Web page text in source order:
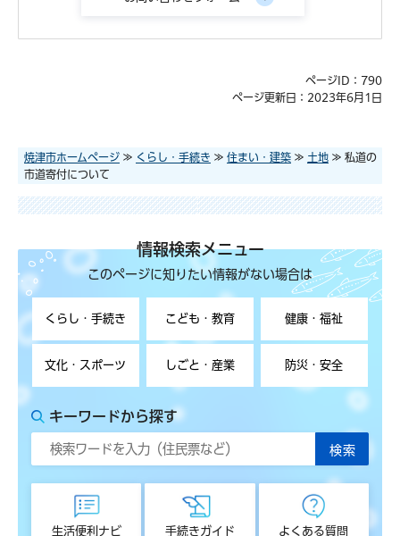
ページID：790
ページ更新日：2023年6月1日
焼津市ホームページ ≫ くらし・手続き ≫ 住まい・建築 ≫ 土地 ≫ 私道の
市道寄付について
情報検索メニュー
このページに知りたい情報がない場合は
くらし・手続き こども・教育 健康・福祉
文化・スポーツ しごと・産業 防災・安全
キーワードから探す
生活便利ナビ 手続きガイド よくある質問